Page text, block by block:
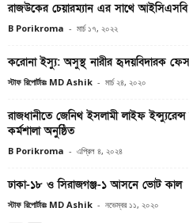
রাজউকের চেয়ারম্যান এর সাথে
B Porikroma - মার্চ ১৭, ২০২২
করোনা ইস্যু: অসুস্থ নারীর হৃদয়বিদারক
স্টাফ রিপোর্টারঃ MD Ashik - মার্চ ২৪, ২০২০
রাজধানীতে জেনিথ ইসলামী লাইফ
কর্মশালা অনুষ্ঠিত
B Porikroma - এপ্রিল ৪, ২০২৪
ঢাকা-১৮ ও সিরাজগঞ্জ-১ আসনে ভোট কাল
স্টাফ রিপোর্টারঃ MD Ashik - নভেম্বর ১১, ২০২০